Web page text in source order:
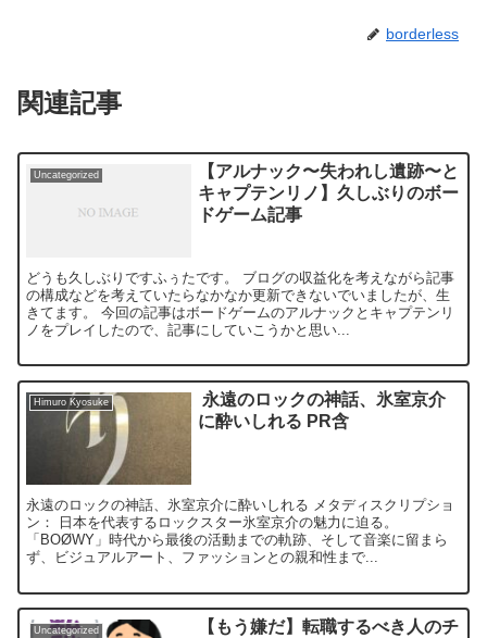
borderless
関連記事
Uncategorized
【アルナック〜失われし遺跡〜と
キャプテンリノ】久しぶりのボー
ドゲーム記事
どうも久しぶりですふぅたです。 ブログの収益化を考えながら記事
の構成などを考えていたらなかなか更新できないでいましたが、生
きてます。 今回の記事はボードゲームのアルナックとキャプテンリ
ノをプレイしたので、記事にしていこうかと思い...
Himuro Kyosuke
永遠のロックの神話、氷室京介
に酔いしれる PR含
永遠のロックの神話、氷室京介に酔いしれる メタディスクリプショ
ン： 日本を代表するロックスター氷室京介の魅力に迫る。
「BOØWY」時代から最後の活動までの軌跡、そして音楽に留まら
ず、ビジュアルアート、ファッションとの親和性まで...
Uncategorized
【もう嫌だ】転職するべき人のチ